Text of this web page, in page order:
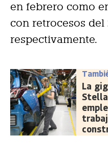
en febrero como
con retrocesos del
respectivamente.
La